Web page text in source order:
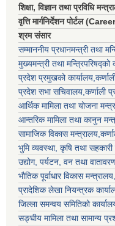
शिक्षा, विज्ञान तथा प्रविधि
वृत्ति मार्गनिर्देशन पोर्टल
श्रम संसार
सम्माननीय प्रधानमन्त्री तथा
मुख्यमन्त्री तथा मन्त्रिपरिषद्को
प्रदेश प्रमुखको
प्रदेश सभा सचिवालय,कर्णाली
आर्थिक मामिला तथा योजना
आन्तरिक मामिला तथा कानुन
सामाजिक विकास
भुमि व्यवस्था, कृषि तथा
उद्योग, पर्यटन, वन तथा
भौतिक पूर्वाधार विकास
प्रादेशिक लेखा नियन्त्रक
जिल्ला समन्वय समितिको
सङ्घीय मामिला तथा सामान्य